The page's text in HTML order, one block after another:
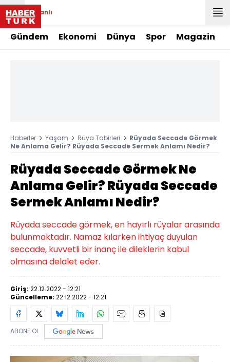
Canlı
Gündem Ekonomi Dünya Spor Magazin
Haberler Yaşam Rüya Tabirleri
Rüyada Seccade Görmek
Ne Anlama Gelir? Rüyada Seccade Sermek Anlamı Nedir?
Rüyada Seccade Görmek Ne
Anlama Gelir? Rüyada Seccade
Sermek Anlamı Nedir?
Rüyada seccade görmek, en hayırlı rüyalar arasında
bulunmaktadır. Namaz kılarken ihtiyaç duyulan
seccade, kuvvetli bir inanç ile dileklerin kabul
olmasına delalet eder.
Giriş: 22.12.2022 - 12:21
Güncelleme: 22.12.2022 - 12:21
ABONE OL